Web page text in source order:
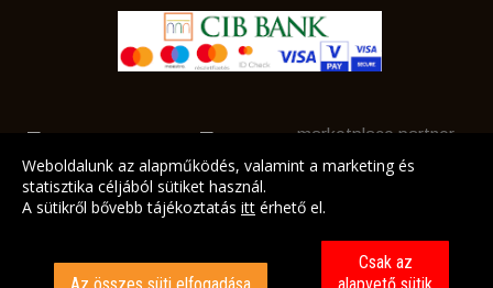
marketplace partner
Weboldalunk az alapműködés, valamint a marketing és
statisztika céljából sütiket használ.
A sütikről bővebb tájékoztatás itt érhető el.
Csak az